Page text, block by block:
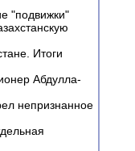
"подвижки"
Итоги
Абдулла-
непризнанное